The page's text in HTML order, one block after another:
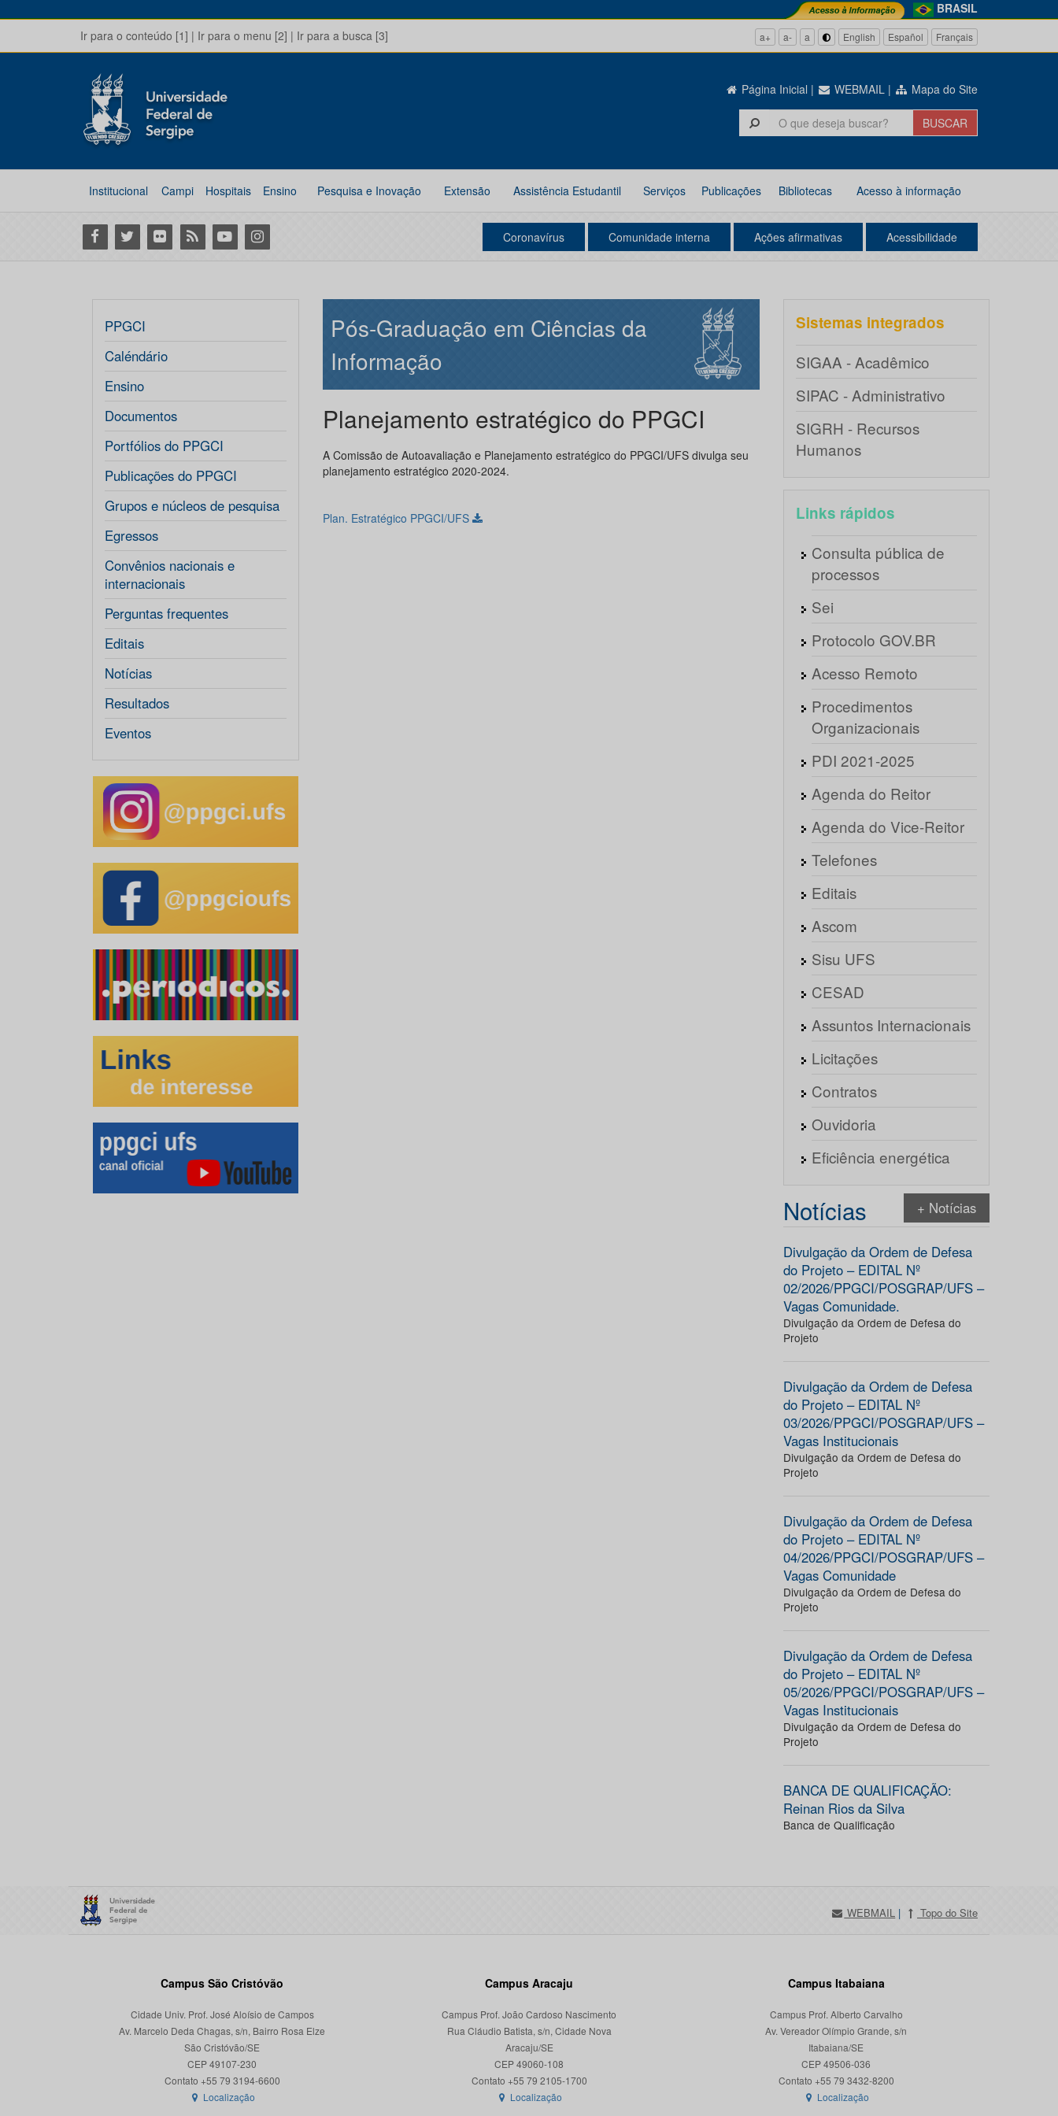
BRASIL
Ir para o conteúdo [1] | Ir para o menu [2] | Ir para a busca [3] a+ a- a English Español Français
Página Inicial | WEBMAIL | Mapa do Site
Institucional Campi Hospitais Ensino Pesquisa e Inovação Extensão Assistência Estudantil Serviços Publicações Bibliotecas Acesso à informação
Facebook
Twitter Flickr RSS YoutubeInstagram Coronavírus Comunidade interna Ações afirmativas Acessibilidade
PPGCI
Caléndário
Ensino
Documentos
Portfólios do PPGCI
Publicações do PPGCI
Grupos e núcleos de pesquisa
Egressos
Convênios nacionais e
internacionais
Perguntas frequentes
Editais
Notícias
Resultados
Eventos
Pós-Graduação em Ciências da
Informação
Planejamento estratégico do PPGCI
A Comissão de Autoavaliação e Planejamento estratégico do PPGCI/UFS divulga seu
planejamento estratégico 2020-2024.
Plan. Estratégico PPGCI/UFS
Sistemas integrados
SIGAA - Acadêmico
SIPAC - Administrativo
SIGRH - Recursos
Humanos
Links rápidos
Consulta pública de
processos
Sei
Protocolo GOV.BR
Acesso Remoto
Procedimentos
Organizacionais
PDI 2021-2025
Agenda do Reitor
Agenda do Vice-Reitor
Telefones
Editais
Ascom
Sisu UFS
CESAD
Assuntos Internacionais
Licitações
Contratos
Ouvidoria
Eficiência energética
Notícias + Notícias
Divulgação da Ordem de Defesa
do Projeto – EDITAL Nº
02/2026/PPGCI/POSGRAP/UFS –
Vagas Comunidade.
Divulgação da Ordem de Defesa do
Projeto
Divulgação da Ordem de Defesa
do Projeto – EDITAL Nº
03/2026/PPGCI/POSGRAP/UFS –
Vagas Institucionais
Divulgação da Ordem de Defesa do
Projeto
Divulgação da Ordem de Defesa
do Projeto – EDITAL Nº
04/2026/PPGCI/POSGRAP/UFS –
Vagas Comunidade
Divulgação da Ordem de Defesa do
Projeto
Divulgação da Ordem de Defesa
do Projeto – EDITAL Nº
05/2026/PPGCI/POSGRAP/UFS –
Vagas Institucionais
Divulgação da Ordem de Defesa do
Projeto
BANCA DE QUALIFICAÇÃO:
Reinan Rios da Silva
Banca de Qualificação
WEBMAIL | Topo do Site
Campus São Cristóvão
Cidade Univ. Prof. José Aloísio de Campos
Av. Marcelo Deda Chagas, s/n, Bairro Rosa Elze
São Cristóvão/SE
CEP 49107-230
Localização
Campus Aracaju
Campus Prof. João Cardoso Nascimento
Rua Cláudio Batista, s/n, Cidade Nova
Aracaju/SE
CEP 49060-108
Localização
Campus Itabaiana
Campus Prof. Alberto Carvalho
Av. Vereador Olímpio Grande, s/n
Itabaiana/SE
CEP 49506-036
Localização